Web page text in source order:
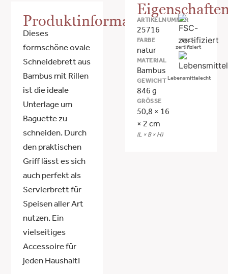
Produktinformationen
Dieses
formschöne ovale
Schneidebrett aus
Bambus mit Rillen
ist die ideale
Unterlage um
Baguette zu
schneiden. Durch
den praktischen
Griff lässt es sich
auch perfekt als
Servierbrett für
Speisen aller Art
nutzen. Ein
vielseitiges
Accessoire für
jeden Haushalt!
ARTIKELNUMMER
25716
FARBE
natur
MATERIAL
Bambus
GEWICHT
846 g
GRÖSSE
50,8 × 16
× 2 cm
(L × B × H)
FSC-
zertifiziert
Lebensmittelecht